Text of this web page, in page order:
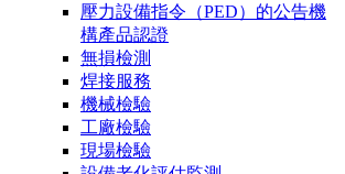
壓力設備指令（PED）的公告機
構產品認證
無損檢測
焊接服務
機械檢驗
工廠檢驗
現場檢驗